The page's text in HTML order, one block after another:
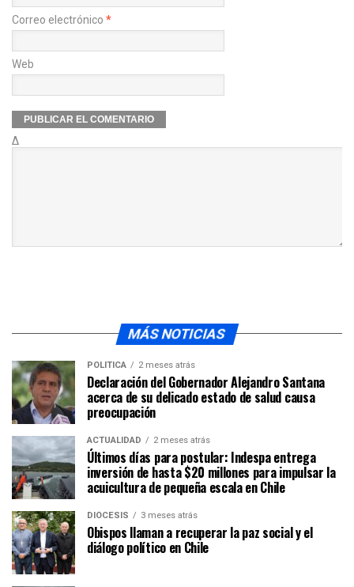
Correo electrónico *
Web
Δ
MÁS NOTICIAS
POLÍTICA 2 meses atrás
Declaración del Gobernador Alejandro Santana
acerca de su delicado estado de salud causa
preocupación
ACTUALIDAD 2 meses atrás
Últimos días para postular: Indespa entrega
inversión de hasta $20 millones para impulsar la
acuicultura de pequeña escala en Chile
DIÓCESIS 3 meses atrás
Obispos llaman a recuperar la paz social y el
diálogo político en Chile